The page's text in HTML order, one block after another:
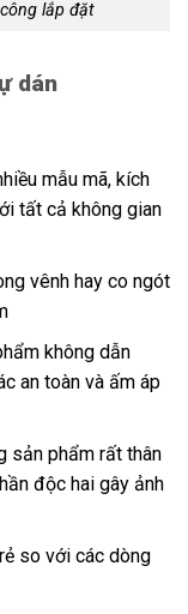
lắp đặt
dán
mẫu mã, kích
tất cả không gian
vênh hay co ngót
không dẫn
an toàn và ấm áp
sản phẩm rất thân
độc hai gây ảnh
so với các dòng